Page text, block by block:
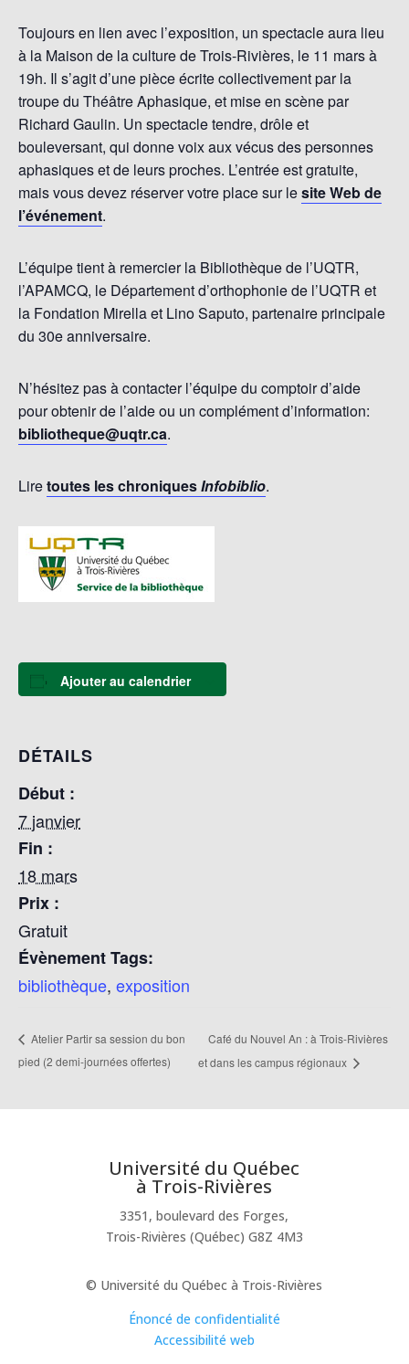
Toujours en lien avec l’exposition, un spectacle aura lieu
à la Maison de la culture de Trois-Rivières, le 11 mars à
19h. Il s’agit d’une pièce écrite collectivement par la
troupe du Théâtre Aphasique, et mise en scène par
Richard Gaulin. Un spectacle tendre, drôle et
bouleversant, qui donne voix aux vécus des personnes
aphasiques et de leurs proches. L’entrée est gratuite,
mais vous devez réserver votre place sur lesite Web de
l’événement.
L’équipe tient à remercier la Bibliothèque de l’UQTR,
l’APAMCQ, le Département d’orthophonie de l’UQTR et
la Fondation Mirella et Lino Saputo, partenaire principale
du 30e anniversaire.
N’hésitez pas à contacter l’équipe du comptoir d’aide
pour obtenir de l’aide ou un complément d’information:
bibliotheque@uqtr.ca.
Liretoutes les chroniquesInfobiblio.
Ajouter au calendrier
DÉTAILS
Début :
7 janvier
Fin :
18 mars
Prix :
Gratuit
Évènement Tags:
bibliothèque, exposition
Atelier Partir sa session du bon
pied (2 demi-journées offertes)
Café du Nouvel An : à Trois-Rivières
et dans les campus régionaux
Université du Québec
à Trois-Rivières
3351, boulevard des Forges,
Trois-Rivières (Québec) G8Z 4M3
© Université du Québec à Trois-Rivières
Énoncé de confidentialité
Accessibilité web